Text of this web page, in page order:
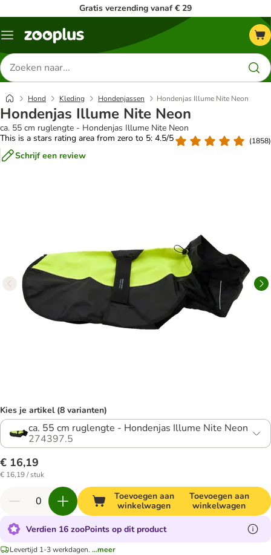
Gratis verzending vanaf € 29
Menu
Zoeken
naar
producten
Hond Kleding Hondenjassen Hondenjas Illume Nite Neon
Hondenjas Illume Nite Neon
ca. 55 cm ruglengte - Hondenjas Illume Nite Neon
This is a stars rating area from zero to 5: 4.5/5
(1858)
Schrijf een review
Kies je artikel (8 varianten)
ca. 55 cm ruglengte - Hondenjas Illume Nite Neon
274397.5
€ 16,19
€ 16,19 / stuk
Toevoegen aan
winkelwagen
Toevoegen aan
winkelwagen
Verdien 16 zooPoints op dit product
Levertijd 1-3 werkdagen. ...meer